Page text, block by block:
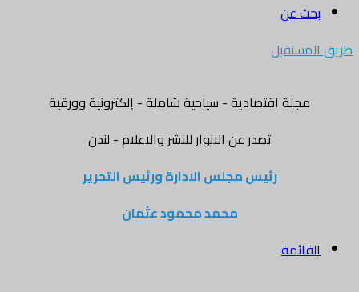
بحث عن
طريق المستقبل
مجلة اقتصادية - سياحية شاملة - إلكترونية وورقية
تصدر عن الانوار للنشر والاعلام - لندن
رئيس مجلس الادارة ورئيس التحرير
محمد محمود عثمان
القائمة